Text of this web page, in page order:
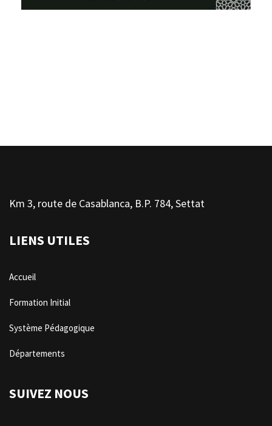
Km 3, route de Casablanca, B.P. 784, Settat
LIENS UTILES
Accueil
Formation Initial
Système Pédagogique
Départements
SUIVEZ NOUS